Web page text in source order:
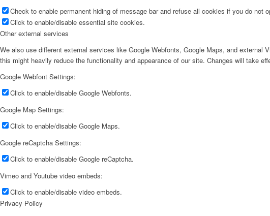
Check to enable permanent hiding of message bar and refuse all cookies if you do
Click to enable/disable essential site cookies.
Other external services
We also use different external services like Google Webfonts, Google Maps, and
this might heavily reduce the functionality and appearance of our site. Changes will take
Google Webfont Settings:
Click to enable/disable Google Webfonts.
Google Map Settings:
Click to enable/disable Google Maps.
Google reCaptcha Settings:
Click to enable/disable Google reCaptcha.
Vimeo and Youtube video embeds:
Click to enable/disable video embeds.
Privacy Policy